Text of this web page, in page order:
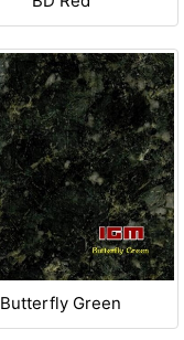
Butterfly Green